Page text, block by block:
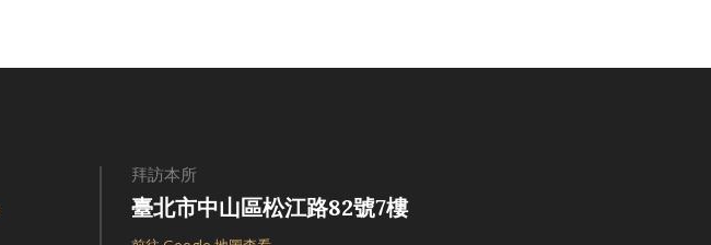
拜訪本所
臺北市中山區松江路82號7樓